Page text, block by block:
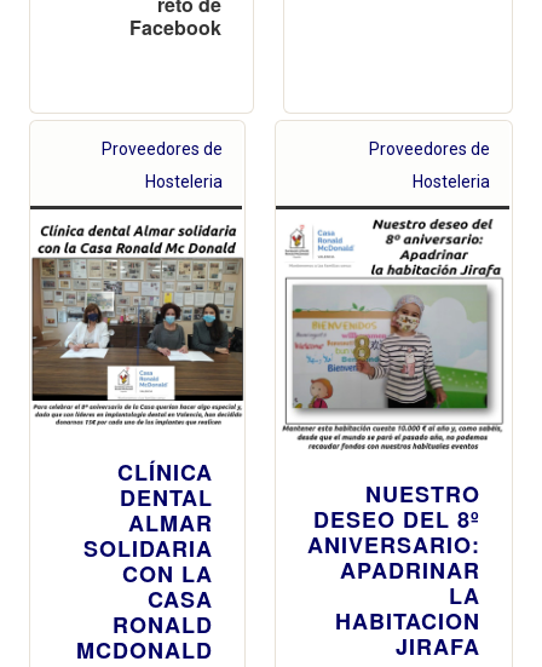
Facebook
Proveedores de
Hosteleria
CLÍNICA
DENTAL
ALMAR
SOLIDARIA
CON LA
CASA
RONALD
MCDONALD
Proveedores de
Hosteleria
NUESTRO
DESEO DEL 8º
ANIVERSARIO:
APADRINAR
LA
HABITACION
JIRAFA